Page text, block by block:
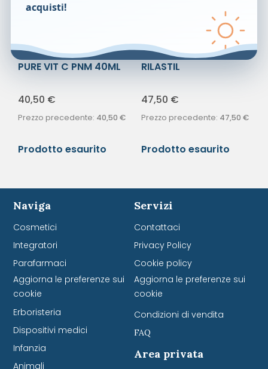
PURE VIT C PNM 40ML
40,50 €
Prezzo precedente: 40,50 €
Prodotto esaurito
RILASTIL
47,50 €
Prezzo precedente: 47,50 €
Prodotto esaurito
Naviga
Cosmetici
Integratori
Parafarmaci
Aggiorna le preferenze sui
cookie
Erboristeria
Dispositivi medici
Infanzia
Animali
Servizi
Contattaci
Privacy Policy
Cookie policy
Aggiorna le preferenze sui
cookie
Condizioni di vendita
FAQ
Area privata
acquisti!